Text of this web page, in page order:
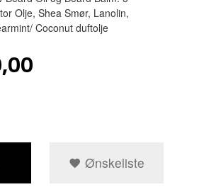
Olje, Shea Smør, Lanolin,
Coconut duftolje
Ønskeliste